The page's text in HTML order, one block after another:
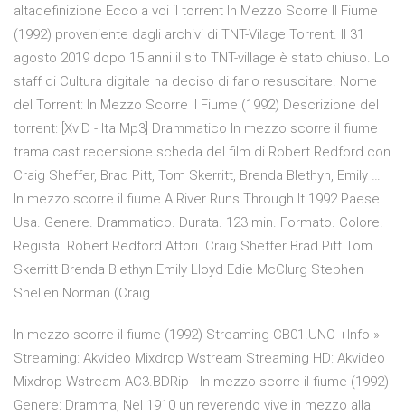
altadefinizione Ecco a voi il torrent In Mezzo Scorre Il Fiume
(1992) proveniente dagli archivi di TNT-Vilage Torrent. Il 31
agosto 2019 dopo 15 anni il sito TNT-village è stato chiuso. Lo
staff di Cultura digitale ha deciso di farlo resuscitare. Nome
del Torrent: In Mezzo Scorre Il Fiume (1992) Descrizione del
torrent: [XviD - Ita Mp3] Drammatico In mezzo scorre il fiume
trama cast recensione scheda del film di Robert Redford con
Craig Sheffer, Brad Pitt, Tom Skerritt, Brenda Blethyn, Emily …
In mezzo scorre il fiume A River Runs Through It 1992 Paese.
Usa. Genere. Drammatico. Durata. 123 min. Formato. Colore.
Regista. Robert Redford Attori. Craig Sheffer Brad Pitt Tom
Skerritt Brenda Blethyn Emily Lloyd Edie McClurg Stephen
Shellen Norman (Craig
In mezzo scorre il fiume (1992) Streaming CB01.UNO +Info »
Streaming: Akvideo Mixdrop Wstream Streaming HD: Akvideo
Mixdrop Wstream AC3.BDRip In mezzo scorre il fiume (1992)
Genere: Dramma, Nel 1910 un reverendo vive in mezzo alla